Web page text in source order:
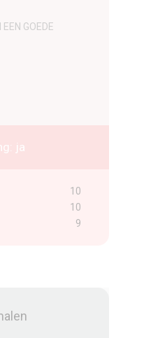
GOEDE
ja
10
10
9